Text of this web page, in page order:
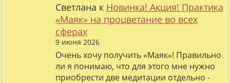
Светлана к Новинка! Акция! Практика
«Маяк» на процветание во всех
сферах
9 июня 2026
Очень хочу получить «Маяк»! Правильно
ли я понимаю, что для этого мне нужно
приобрести две медитации отдельно -